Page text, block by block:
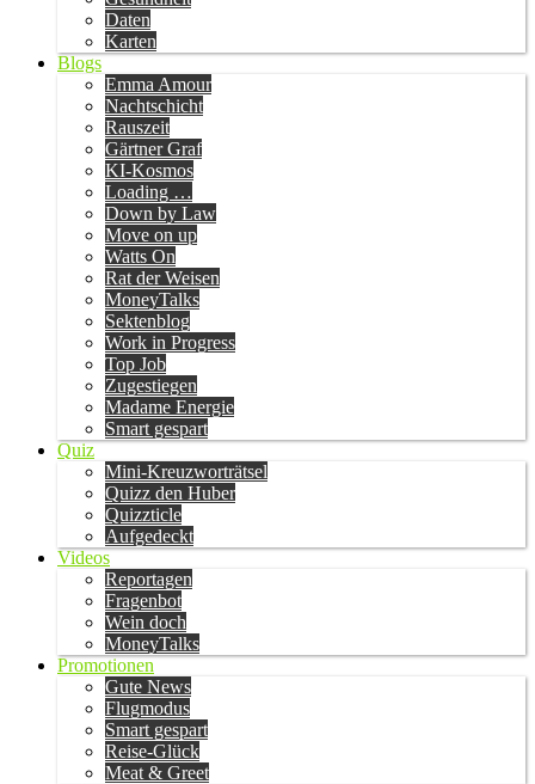
Daten
Karten
Blogs
Emma Amour
Nachtschicht
Rauszeit
Gärtner Graf
KI-Kosmos
Loading …
Down by Law
Move on up
Watts On
Rat der Weisen
MoneyTalks
Sektenblog
Work in Progress
Top Job
Zugestiegen
Madame Energie
Smart gespart
Quiz
Mini-Kreuzworträtsel
Quizz den Huber
Quizzticle
Aufgedeckt
Videos
Reportagen
Fragenbot
Wein doch
MoneyTalks
Promotionen
Gute News
Flugmodus
Smart gespart
Reise-Glück
Meat & Greet